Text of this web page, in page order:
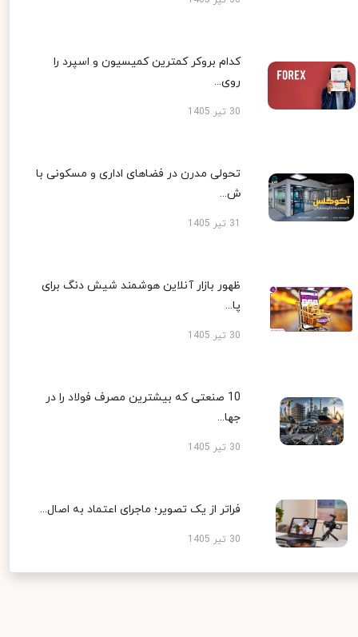
کدام بروکر کمترین کمیسیون و اسپرد را
روی...
30 تیر 1405
تحولی مدرن در فضاهای اداری و مسکونی با
ش...
ظهور بازار آنلاین هوشمند شیش دنگ برای
پا...
30 تیر 1405
10 صنعتی که بیشترین مصرف فولاد را در
جها...
30 تیر 1405
فراتر از یک تصویر؛ ماجرای اعتماد به اصال...
30 تیر 1405